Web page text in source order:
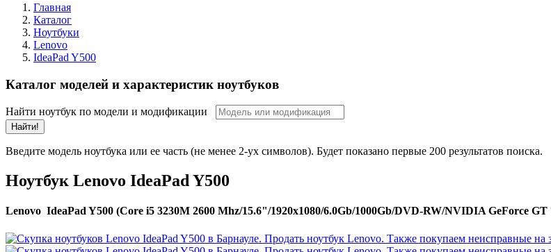
Главная
Каталог
Ноутбуки
Lenovo
IdeaPad Y500
Каталог моделей и характеристик ноутбуков
Найти ноутбук по модели и модификации
Найти!
Введите модель ноутбука или ее часть (не менее 2-ух символов). Будет показано первые 200 результатов поиска.
Ноутбук Lenovo IdeaPad Y500
Lenovo IdeaPad Y500 (Core i5 3230M 2600 Mhz/15.6"/1920x1080/6.0Gb/1000Gb/DVD-RW/NVIDIA GeForce